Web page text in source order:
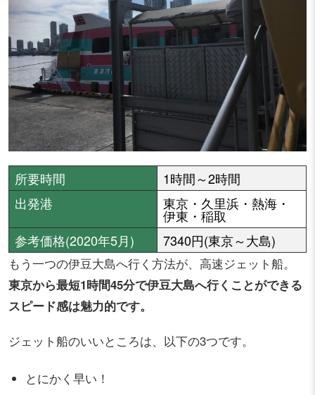
所要時間
1時間～2時間
出発港
東京・久里浜・熱海・
伊東・稲取
参考価格(2020年5月)
7340円(東京～大島)
もう一つの伊豆大島へ行く方法が、高速ジェット船。
東京から最短1時間45分で伊豆大島へ行くことができる
スピード感は魅力的です。
ジェット船のいいところは、以下の3つです。
とにかく早い！